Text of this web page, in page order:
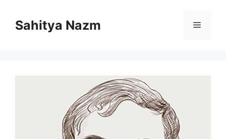
Sahitya Nazm